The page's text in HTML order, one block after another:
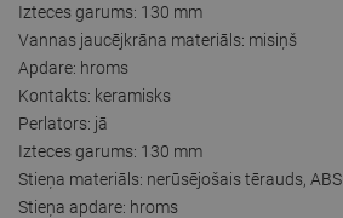
Izteces garums: 130 mm
Vannas jaucējkrāna materiāls: misiņš
Apdare: hroms
Kontakts: keramisks
Perlators: jā
Izteces garums: 130 mm
Stieņa materiāls: nerūsējošais tērauds, ABS
Stieņa apdare: hroms